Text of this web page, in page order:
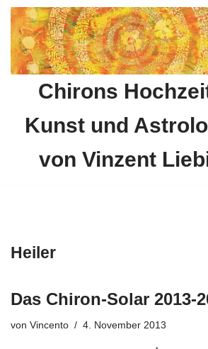
Zum
Inhalt
springen
Chirons
Kunst und
von Vinzent
Heiler
Das Chiron-Solar 2013-
von Vincento 4. November 2013